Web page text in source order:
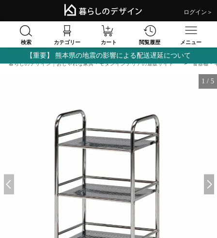
ログイン＞
検索 カテゴリー カート 閲覧履歴 メニュー
【重要】 熊本県の地震の影響による配送遅延について
暮らしのデザイン｜おしゃれな家具・モダンインテリアの通販サイト 食器棚・
1 / 5